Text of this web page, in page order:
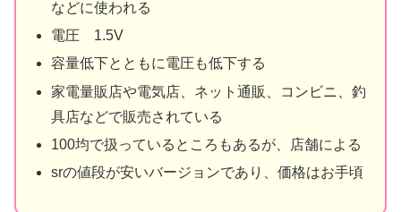
などに使われる
電圧 1.5V
容量低下とともに電圧も低下する
家電量販店や電気店、ネット通販、コンビニ、釣
具店などで販売されている
100均で扱っているところもあるが、店舗による
srの値段が安いバージョンであり、価格はお手頃